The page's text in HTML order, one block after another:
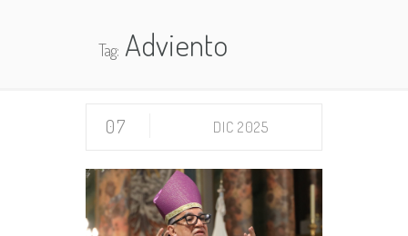
Tag:Adviento
07 DIC 2025